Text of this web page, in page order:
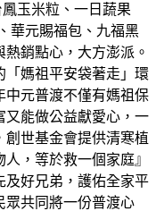
玉米粒、一日蔬果
華元賜福包、九福黑
銷點心，大方澎派。
「媽祖平安袋著走」環
中元普渡不僅有媽祖保
又能做公益獻愛心，一
世基金會提供清寒植
，等於救一個家庭』
及好兄弟，護佑全家平
眾共同將一份普渡心